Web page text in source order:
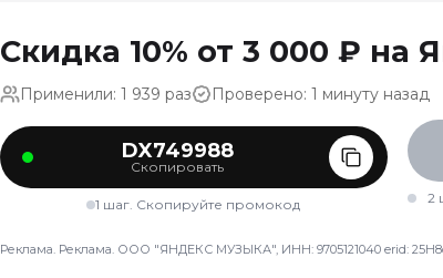
Скидка 10% от 3 000 ₽ на
Применили: 1 939 раз Проверено: 1 минуту назад
DX749988
Скопировать
1 шаг. Скопируйте промокод
2
Реклама. Реклама. ООО "ЯНДЕКС МУЗЫКА", ИНН: 9705121040 erid: